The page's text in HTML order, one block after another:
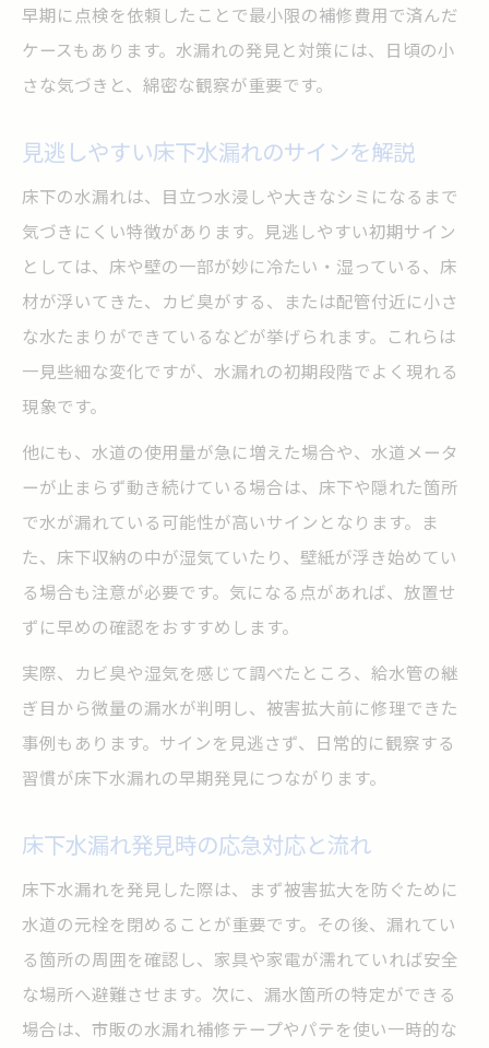
早期に点検を依頼したことで最小限の補修費用で済んだ
ケースもあります。水漏れの発見と対策には、日頃の小
さな気づきと、綿密な観察が重要です。
見逃しやすい床下水漏れのサインを解説
床下の水漏れは、目立つ水浸しや大きなシミになるまで
気づきにくい特徴があります。見逃しやすい初期サイン
としては、床や壁の一部が妙に冷たい・湿っている、床
材が浮いてきた、カビ臭がする、または配管付近に小さ
な水たまりができているなどが挙げられます。これらは
一見些細な変化ですが、水漏れの初期段階でよく現れる
現象です。
他にも、水道の使用量が急に増えた場合や、水道メータ
ーが止まらず動き続けている場合は、床下や隠れた箇所
で水が漏れている可能性が高いサインとなります。ま
た、床下収納の中が湿気ていたり、壁紙が浮き始めてい
る場合も注意が必要です。気になる点があれば、放置せ
ずに早めの確認をおすすめします。
実際、カビ臭や湿気を感じて調べたところ、給水管の継
ぎ目から微量の漏水が判明し、被害拡大前に修理できた
事例もあります。サインを見逃さず、日常的に観察する
習慣が床下水漏れの早期発見につながります。
床下水漏れ発見時の応急対応と流れ
床下水漏れを発見した際は、まず被害拡大を防ぐために
水道の元栓を閉めることが重要です。その後、漏れてい
る箇所の周囲を確認し、家具や家電が濡れていれば安全
な場所へ避難させます。次に、漏水箇所の特定ができる
場合は、市販の水漏れ補修テープやパテを使い一時的な